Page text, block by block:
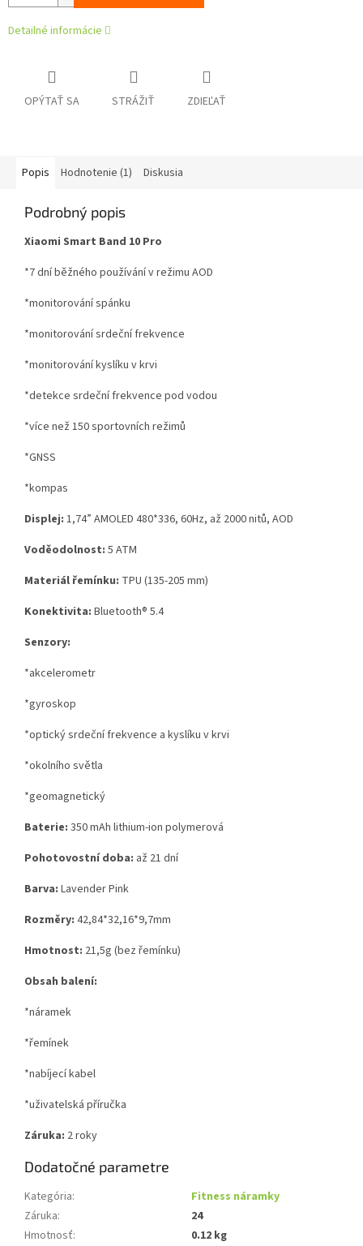
Detailné informácie
OPÝTAŤ SA STRÁŽIŤ ZDIEĽAŤ
Popis Hodnotenie (1) Diskusia
Podrobný popis
Xiaomi Smart Band 10 Pro
*7 dní běžného používání v režimu AOD
*monitorování spánku
*monitorování srdeční frekvence
*monitorování kyslíku v krvi
*detekce srdeční frekvence pod vodou
*více než 150 sportovních režimů
*GNSS
*kompas
Displej: 1,74” AMOLED 480*336, 60Hz, až 2000 nitů, AOD
Voděodolnost: 5 ATM
Materiál řemínku: TPU (135-205 mm)
Konektivita: Bluetooth® 5.4
Senzory:
*akcelerometr
*gyroskop
*optický srdeční frekvence a kyslíku v krvi
*okolního světla
*geomagnetický
Baterie: 350 mAh lithium-ion polymerová
Pohotovostní doba: až 21 dní
Barva: Lavender Pink
Rozměry: 42,84*32,16*9,7mm
Hmotnost: 21,5g (bez řemínku)
Obsah balení:
*náramek
*řemínek
*nabíjecí kabel
*uživatelská příručka
Záruka: 2 roky
Dodatočné parametre
Kategória:
Fitness náramky
Záruka:
24
Hmotnosť:
0.12 kg